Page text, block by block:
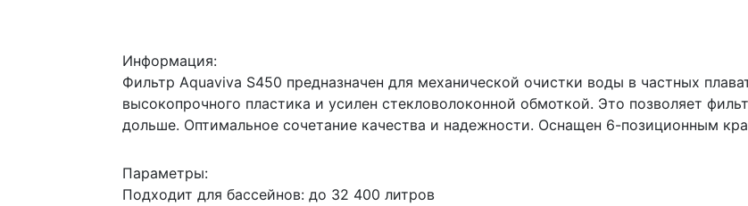
Информация:
Фильтр Aquaviva S450 предназначен для механической очистки воды в частных
высокопрочного пластика и усилен стекловолоконной обмоткой. Это позволяет
дольше. Оптимальное сочетание качества и надежности. Оснащен 6-позиционным
Параметры:
Подходит для бассейнов: до 32 400 литров